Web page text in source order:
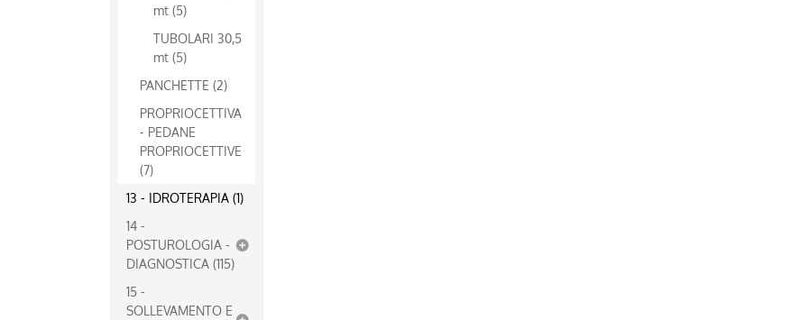
mt (5)
TUBOLARI 30,5
mt (5)
PANCHETTE (2)
PROPRIOCETTIVA
- PEDANE
PROPRIOCETTIVE
(7)
13 - IDROTERAPIA (1)
14 -
POSTUROLOGIA -
DIAGNOSTICA (115)
15 -
SOLLEVAMENTO E